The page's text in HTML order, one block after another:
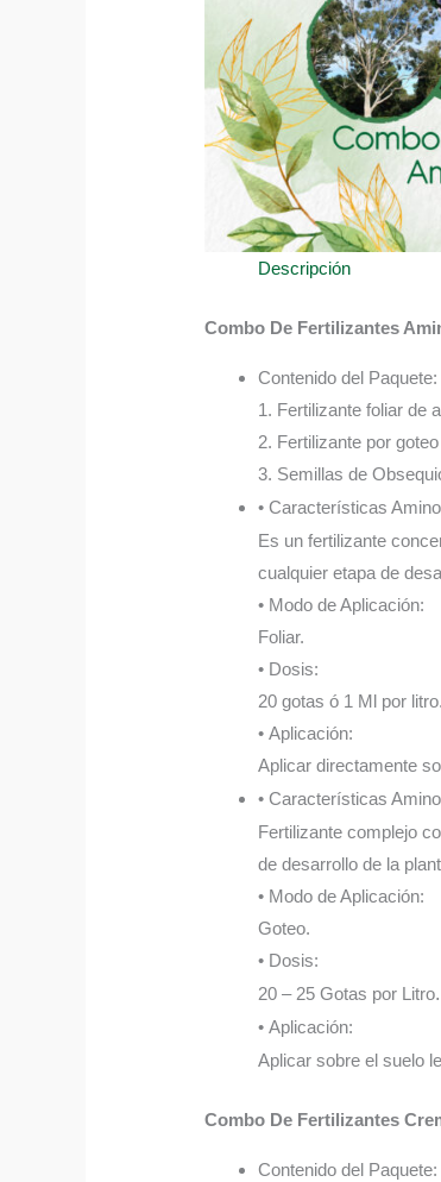
Descripción
Combo De Fertilizantes
Contenido del Paquete:
1. Fertilizante foliar de
2. Fertilizante por
3. Semillas de
• Características
Es un fertilizante
cualquier etapa de
• Modo de Aplicación:
Foliar.
• Dosis:
20 gotas ó 1 Ml por litro.
• Aplicación:
Aplicar directamente
• Características
Fertilizante complejo
de desarrollo de la
• Modo de Aplicación:
Goteo.
• Dosis:
20 – 25 Gotas por Litro.
• Aplicación:
Aplicar sobre el suelo
Combo De Fertilizantes
Contenido del Paquete: